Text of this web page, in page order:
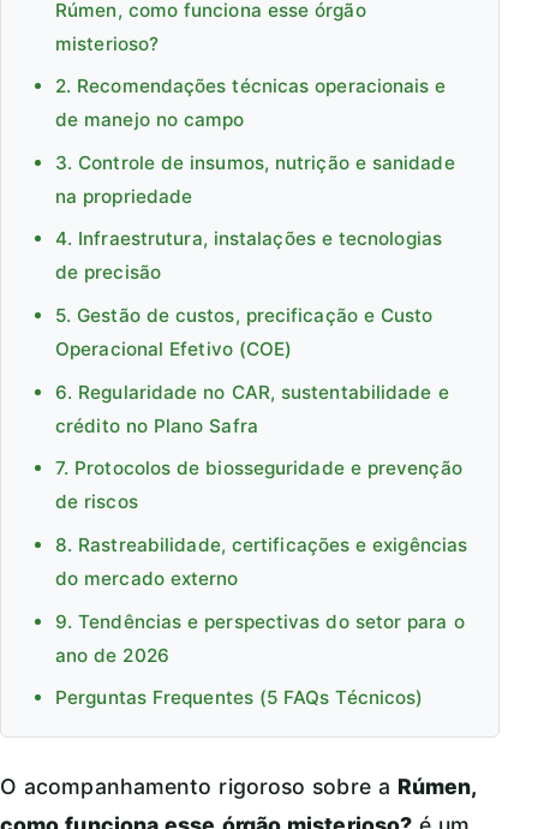
Rúmen, como funciona esse órgão
misterioso?
2. Recomendações técnicas operacionais e
de manejo no campo
3. Controle de insumos, nutrição e sanidade
na propriedade
4. Infraestrutura, instalações e tecnologias
de precisão
5. Gestão de custos, precificação e Custo
Operacional Efetivo (COE)
6. Regularidade no CAR, sustentabilidade e
crédito no Plano Safra
7. Protocolos de biosseguridade e prevenção
de riscos
8. Rastreabilidade, certificações e exigências
do mercado externo
9. Tendências e perspectivas do setor para o
ano de 2026
Perguntas Frequentes (5 FAQs Técnicos)
O acompanhamento rigoroso sobre a Rúmen,